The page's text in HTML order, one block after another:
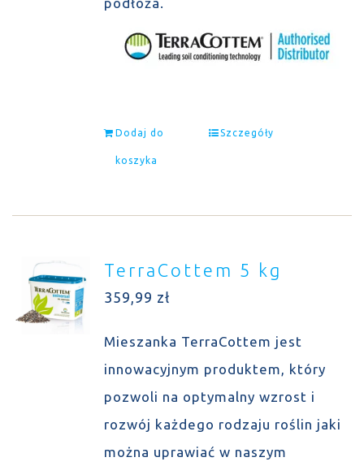
Dodaj do
koszyka
Szczegóły
TerraCottem 5 kg
359,99 zł
Mieszanka TerraCottem jest
innowacyjnym produktem, który
pozwoli na optymalny wzrost i
rozwój każdego rodzaju roślin jaki
można uprawiać w naszym